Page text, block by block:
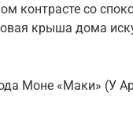
контрасте со
крыша дома
Моне «Маки» (У